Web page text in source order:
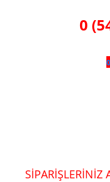
0
SİPARİŞLERİNİZ